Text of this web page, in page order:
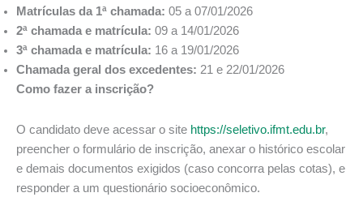
Matrículas da 1ª chamada: 05 a 07/01/2026
2ª chamada e matrícula: 09 a 14/01/2026
3ª chamada e matrícula: 16 a 19/01/2026
Chamada geral dos excedentes: 21 e 22/01/2026
Como fazer a inscrição?
O candidato deve acessar o site https://seletivo.ifmt.edu.br,
preencher o formulário de inscrição, anexar o histórico escolar
e demais documentos exigidos (caso concorra pelas cotas), e
responder a um questionário socioeconômico.